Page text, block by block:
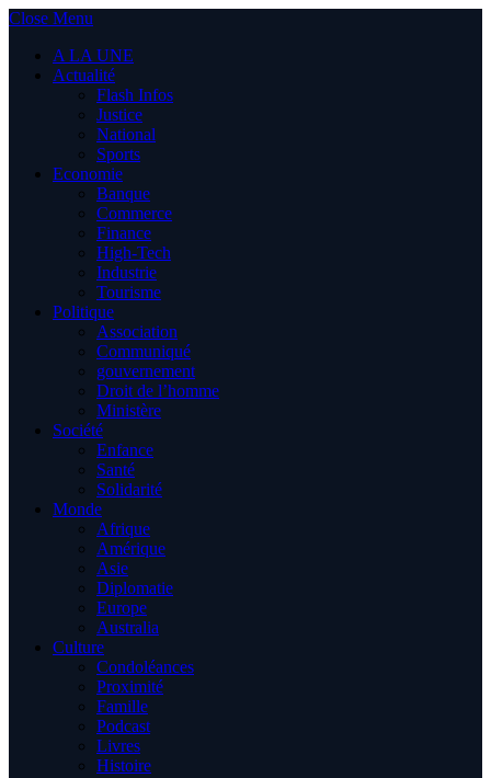
Close Menu
A LA UNE
Actualité
Flash Infos
Justice
National
Sports
Economie
Banque
Commerce
Finance
High-Tech
Industrie
Tourisme
Politique
Association
Communiqué
gouvernement
Droit de l’homme
Ministère
Société
Enfance
Santé
Solidarité
Monde
Afrique
Amérique
Asie
Diplomatie
Europe
Australia
Culture
Condoléances
Proximité
Famille
Podcast
Livres
Histoire